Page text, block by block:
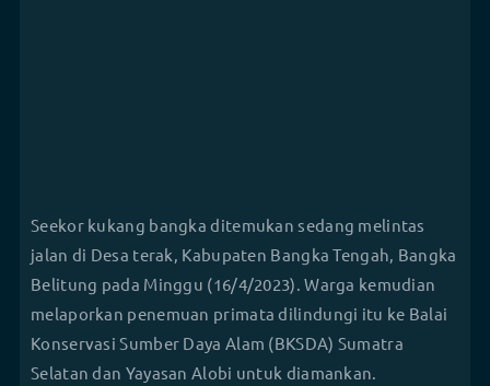
Seekor kukang bangka ditemukan sedang melintas
jalan di Desa terak, Kabupaten Bangka Tengah, Bangka
Belitung pada Minggu (16/4/2023). Warga kemudian
melaporkan penemuan primata dilindungi itu ke Balai
Konservasi Sumber Daya Alam (BKSDA) Sumatra
Selatan dan Yayasan Alobi untuk diamankan.